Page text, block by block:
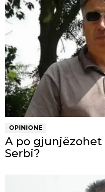
OPINIONE
A po gjunjëzohet
Serbi?